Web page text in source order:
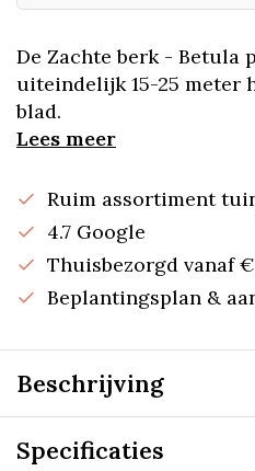
De Zachte berk - Betula
uiteindelijk 15-25 meter
blad.
Lees meer
Ruim assortiment
4.7 Google
Thuisbezorgd vanaf
Beplantingsplan &
Beschrijving
Specificaties